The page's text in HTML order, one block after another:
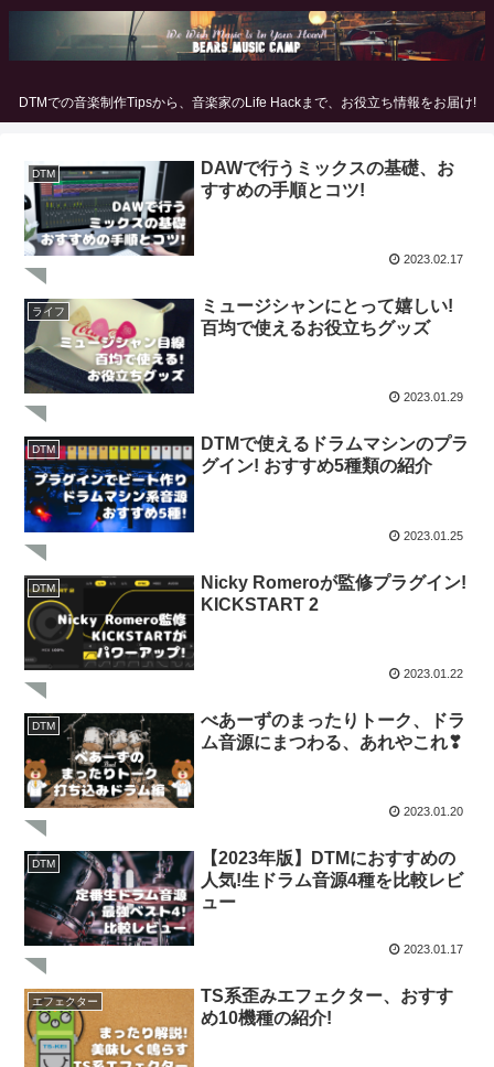
DTMでの音楽制作Tipsから、音楽家のLife Hackまで、お役立ち情報をお届け!
DTM
DAWで行うミックスの基礎、お
すすめの手順とコツ!
2023.02.17
ライフ
ミュージシャンにとって嬉しい!
百均で使えるお役立ちグッズ
2023.01.29
DTM
DTMで使えるドラムマシンのプラ
グイン! おすすめ5種類の紹介
2023.01.25
DTM
Nicky Romeroが監修プラグイン!
KICKSTART 2
2023.01.22
DTM
べあーずのまったりトーク、ドラ
ム音源にまつわる、あれやこれ❣
2023.01.20
DTM
【2023年版】DTMにおすすめの
人気!生ドラム音源4種を比較レビ
ュー
2023.01.17
エフェクター
TS系歪みエフェクター、おすす
め10機種の紹介!